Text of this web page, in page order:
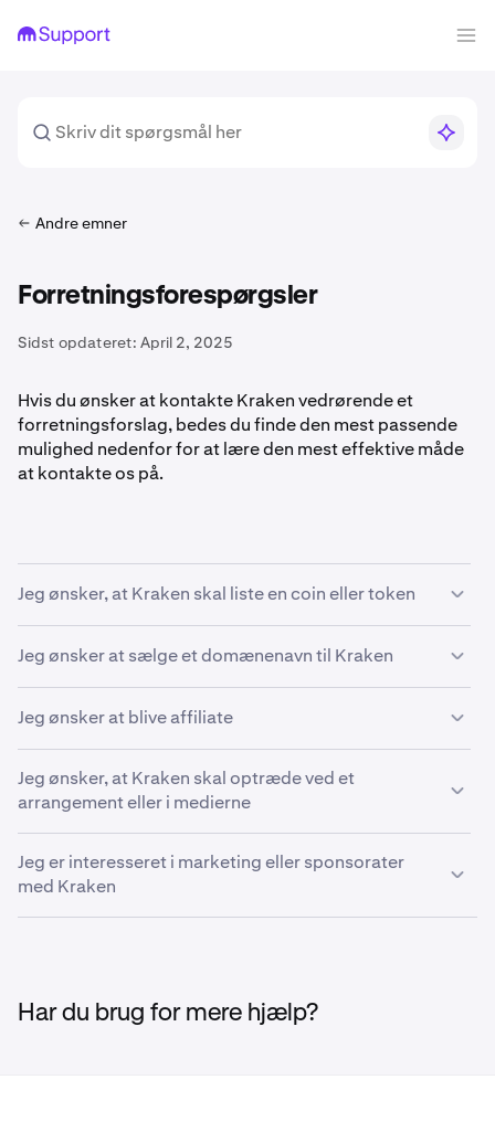
Andre emner
Forretningsforespørgsler
Sidst opdateret: April 2, 2025
Hvis du ønsker at kontakte Kraken vedrørende et
forretningsforslag, bedes du finde den mest passende
mulighed nedenfor for at lære den mest effektive måde
at kontakte os på.
Jeg ønsker, at Kraken skal liste en coin eller token
Hvis du ønsker, at Kraken skal liste en ny coin eller token,
bedes du gennemgå
nye tokens.
Jeg ønsker at sælge et domænenavn til Kraken
Som politik køber Kraken ikke domænenavne, og vi vil
ikke besvare salgsanmodninger om domænenavne.
Jeg ønsker at blive affiliate
Kraken er glade for at tilbyde et brancheførende
affiliateprogram. Detaljer om programmet kan findes i
voresartikel om affiliateprogrammet.
Jeg ønsker, at Kraken skal optræde ved et
arrangement eller i medierne
For interviewanmodninger, logoer, podcasts eller
konferenceoptrædener bedes du kontakte
Jeg er interesseret i marketing eller sponsorater
med Kraken
Har du brug for mere hjælp?